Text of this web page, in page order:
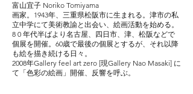
富山宜子 Noriko Tomiyama
画家。1943年、三重県松阪市に生まれる。津市の私
立中学にて美術教諭と出会い、絵画活動を始める。
8 0 年代半ばより名古屋、四日市、津、松阪などで
個展を開催。60歳で最後の個展と するが、それ以降
も絵を描き続ける日々。
2008年Gallery feel art zero [現Gallery Nao Masaki] に
て「色彩の絵画」開催、 反響を呼ぶ。